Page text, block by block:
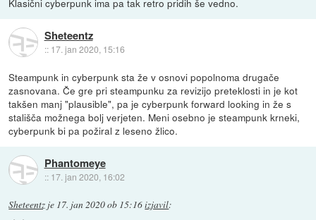
Klasični cyberpunk ima pa tak retro pridih še vedno.
Sheteentz
:: 17. jan 2020, 15:16
Steampunk in cyberpunk sta že v osnovi popolnoma drugače
zasnovana. Če gre pri steampunku za revizijo preteklosti in je kot
takšen manj "plausible", pa je cyberpunk forward looking in že s
stališča možnega bolj verjeten. Meni osebno je steampunk krneki,
cyberpunk bi pa požiral z leseno žlico.
Phantomeye
:: 17. jan 2020, 16:02
Sheteentz je 17. jan 2020 ob 15:16izjavil: